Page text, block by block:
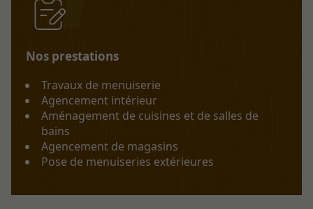
Nos prestations
Travaux de menuiserie
Agencement intérieur
Aménagement de cuisines et de salles de
bains
Agencement de magasins
Pose de menuiseries extérieures